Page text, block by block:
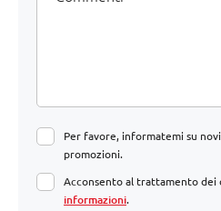
Per favore, informatemi su
promozioni.
Acconsento al trattamento dei
informazioni.